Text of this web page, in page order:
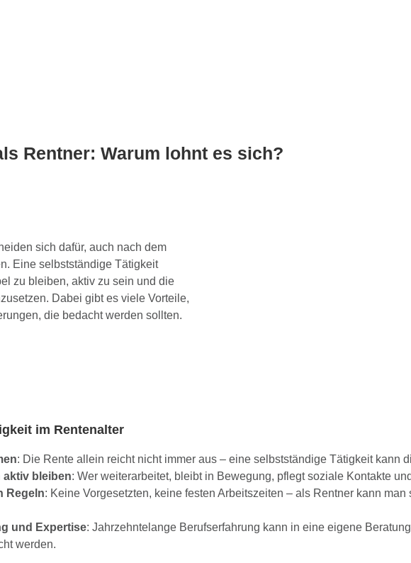
Rentner: Warum lohnt es sich?
sich dafür, auch nach dem
Eine selbstständige Tätigkeit
zu bleiben, aktiv zu sein und die
Dabei gibt es viele Vorteile,
die bedacht werden sollten.
im Rentenalter
: Die Rente allein reicht nicht immer aus – eine selbstständige Tätigkeit kann
bleiben: Wer weiterarbeitet, bleibt in Bewegung, pflegt soziale Kontakte
Regeln: Keine Vorgesetzten, keine festen Arbeitszeiten – als Rentner kann
und Expertise: Jahrzehntelange Berufserfahrung kann in eine eigene
werden.